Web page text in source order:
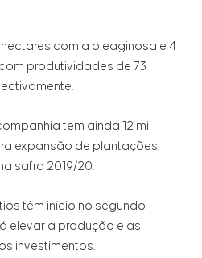
com a oleaginosa e 4
produtividades de 73
tem ainda 12 mil
expansão de plantações,
safra 2019/20.
têm início no segundo
elevar a produção e as
investimentos.